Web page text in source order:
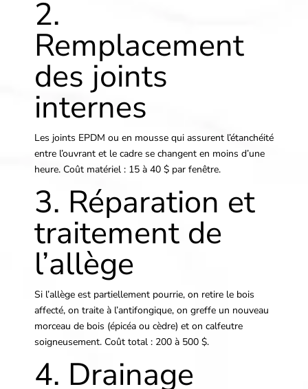
2.
Remplacement
des joints
internes
Les joints EPDM ou en mousse qui assurent l’étanchéité
entre l’ouvrant et le cadre se changent en moins d’une
heure. Coût matériel : 15 à 40 $ par fenêtre.
3. Réparation et
traitement de
l’allège
Si l’allège est partiellement pourrie, on retire le bois
affecté, on traite à l’antifongique, on greffe un nouveau
morceau de bois (épicéa ou cèdre) et on calfeutre
soigneusement. Coût total : 200 à 500 $.
4. Drainage